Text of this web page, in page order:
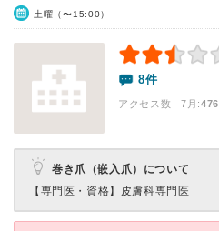
土曜（〜15:00）
8件
アクセス数 7月:476
巻き爪（嵌入爪）について
【専門医・資格】 皮膚科専門医